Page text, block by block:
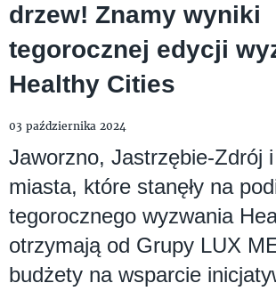
drzew! Znamy wyniki
tegorocznej edycji
Healthy Cities
03 października 2024
Jaworzno, Jastrzębie-Zdrój
miasta, które stanęły na
tegorocznego wyzwania
otrzymają od Grupy LUX
budżety na wsparcie